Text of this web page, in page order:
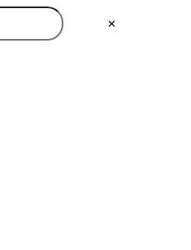
✕